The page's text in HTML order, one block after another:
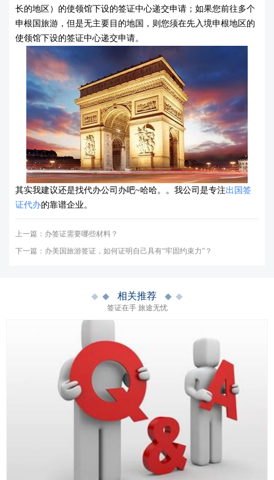
长的地区）的使领馆下设的签证中心递交申请；如果您前往多个
申根国旅游，但是无主要目的地国，则您须在先入境申根地区的
使领馆下设的签证中心递交申请。
其实我建议还是找代办公司办吧~哈哈。。我公司是专注出国签
证代办的靠谱企业。
上一篇： 办签证需要哪些材料？
下一篇： 办美国旅游签证，如何证明自己具有“牢固约束力”？
相关推荐
签证在手 旅途无忧